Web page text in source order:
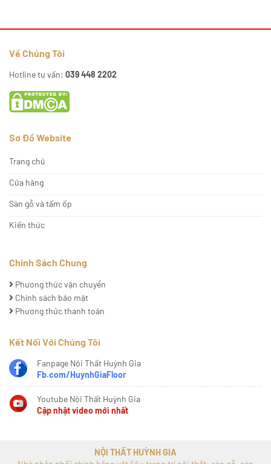
Về Chúng Tôi
Hotline tư vấn: 039 448 2202
Sơ Đồ Website
Trang chủ
Cửa hàng
Sàn gỗ và tấm ốp
Kiến thức
Chính Sách Chung
Phương thức vận chuyển
Chính sách bảo mật
Phương thức thanh toán
Kết Nối Với Chúng Tôi
Fanpage Nội Thất Huỳnh Gia
Fb.com/HuynhGiaFloor
Youtube Nội Thất Huỳnh Gia
Cập nhật video mới nhất
NỘI THẤT HUỲNH GIA